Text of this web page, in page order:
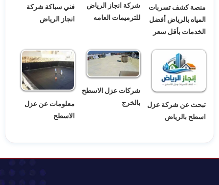
منصة كشف تسربات
المياه بالرياض أفضل
الخدمات بأقل سعر
شركة انجاز الرياض
للترميمات العامه
فني سباكة شركة
انجاز الرياض
تبحث عن شركة عزل
اسطح بالرياض
شركات عزل الاسطح
بالخرج
معلومات عن عزل
الاسطح